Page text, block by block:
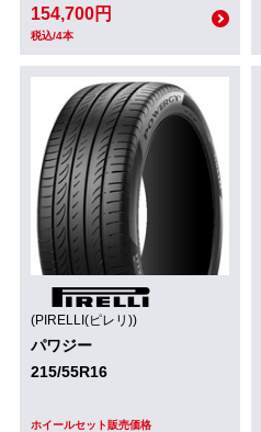
154,700円
税込/4本
(PIRELLI(ピレリ))
パワジー
215/55R16
ホイールセット販売価格